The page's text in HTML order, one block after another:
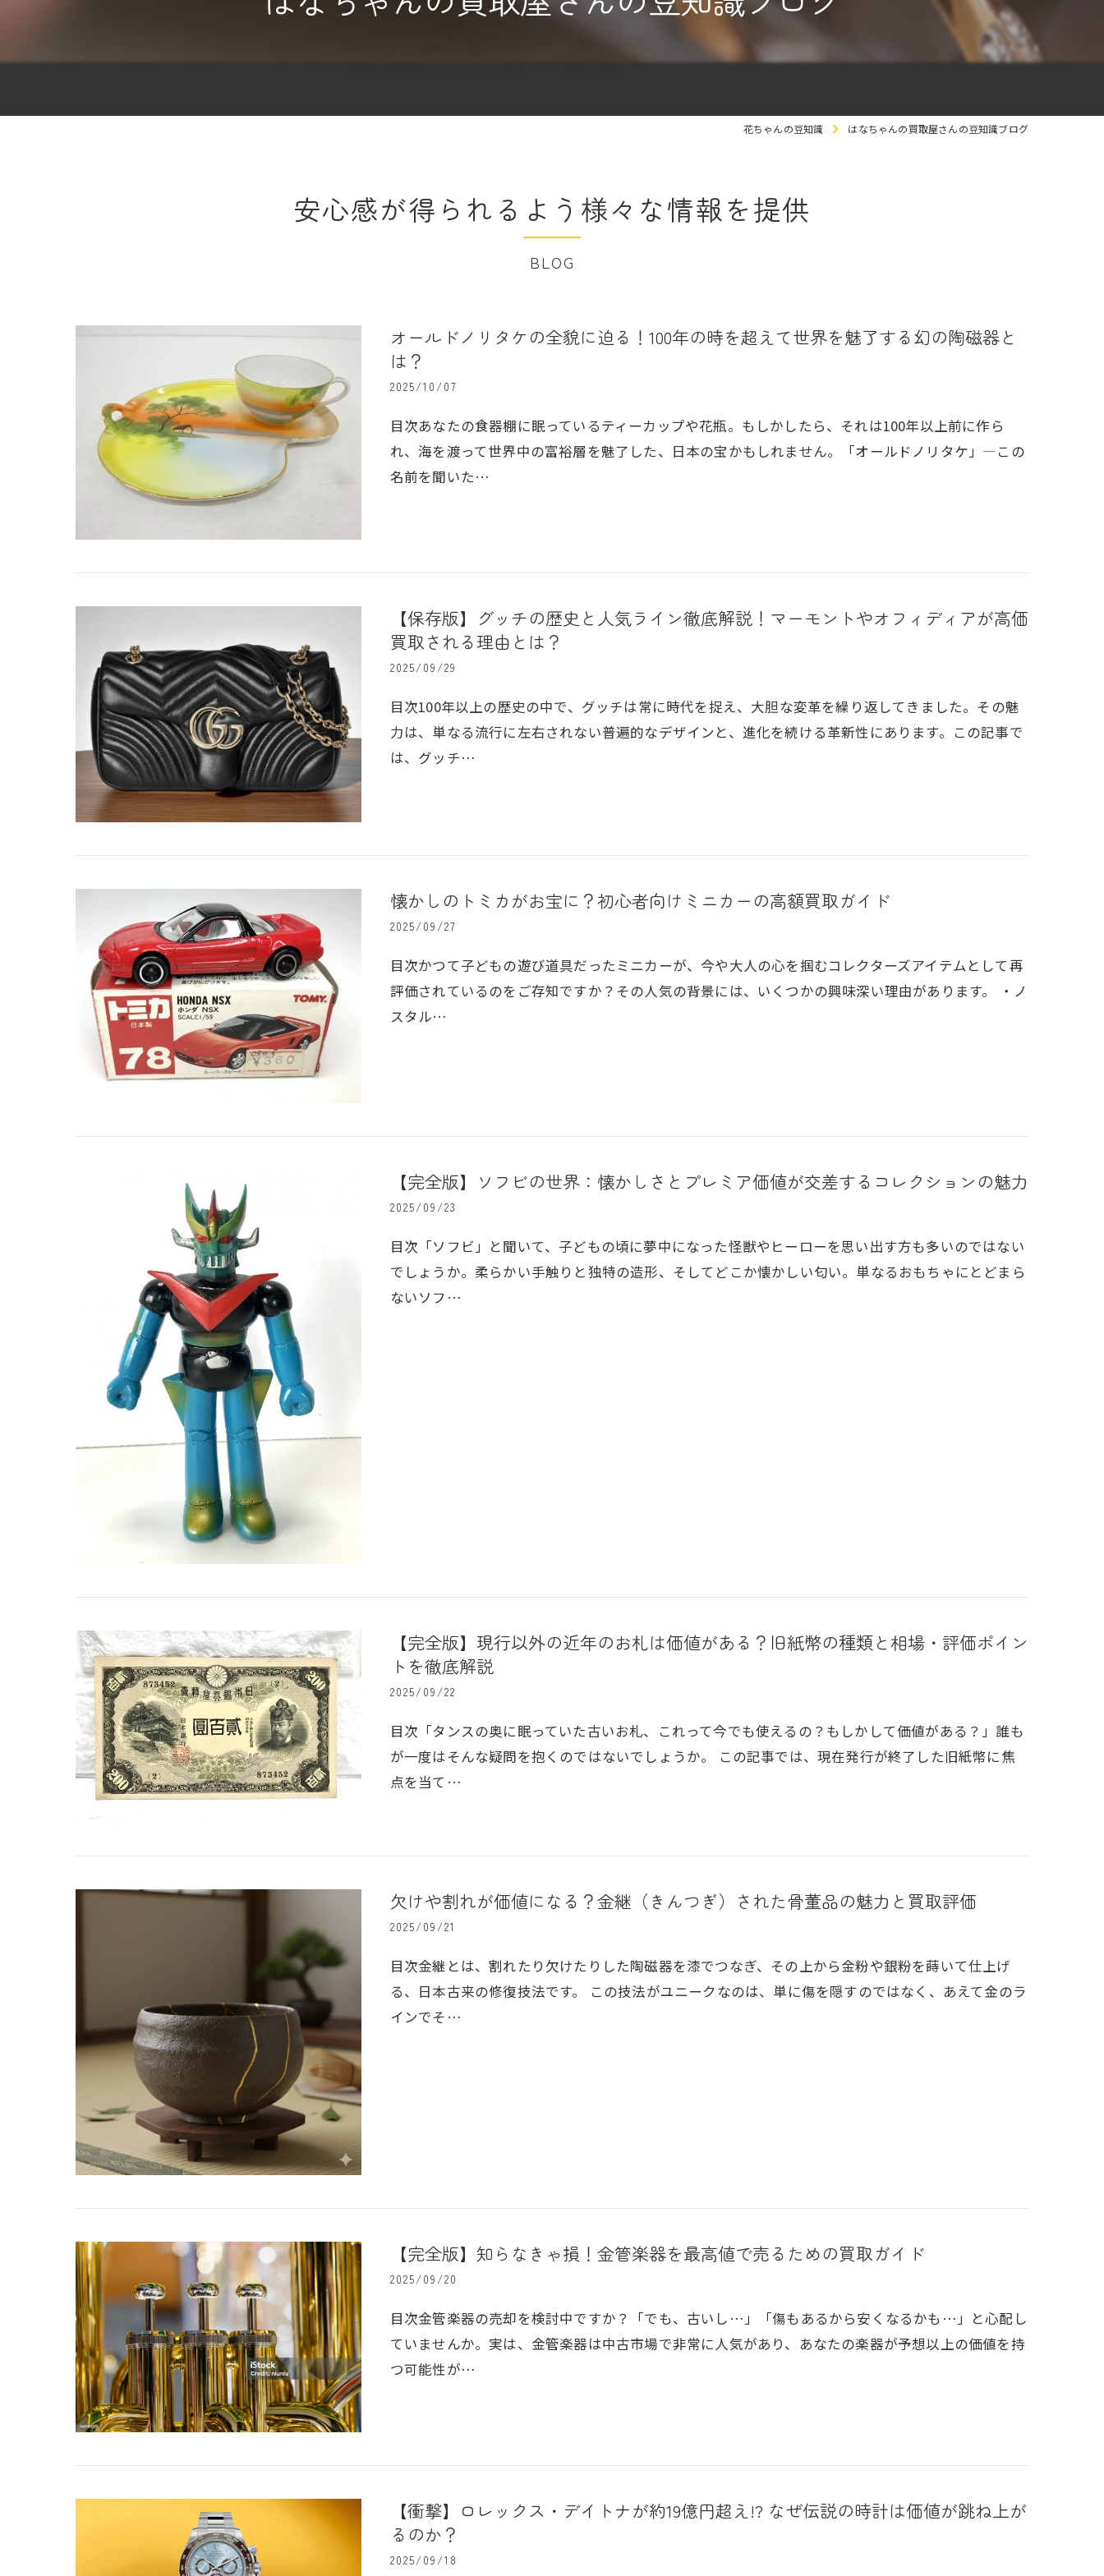
花ちゃんの豆知識 はなちゃんの買取屋さんの豆知識ブログ
安心感が得られるよう様々な情報を提供
BLOG
オールドノリタケの全貌に迫る！100年の時を超えて世界を魅了する幻の陶磁器と
は？
2025/10/07
目次あなたの食器棚に眠っているティーカップや花瓶。もしかしたら、それは100年以上前に作ら
れ、海を渡って世界中の富裕層を魅了した、日本の宝かもしれません。「オールドノリタケ」―この
名前を聞いた…
【保存版】グッチの歴史と人気ライン徹底解説！マーモントやオフィディアが高価
買取される理由とは？
2025/09/29
目次100年以上の歴史の中で、グッチは常に時代を捉え、大胆な変革を繰り返してきました。その魅
力は、単なる流行に左右されない普遍的なデザインと、進化を続ける革新性にあります。この記事で
は、グッチ…
懐かしのトミカがお宝に？初心者向けミニカーの高額買取ガイド
2025/09/27
目次かつて子どもの遊び道具だったミニカーが、今や大人の心を掴むコレクターズアイテムとして再
評価されているのをご存知ですか？その人気の背景には、いくつかの興味深い理由があります。 ・ノ
スタル…
【完全版】ソフビの世界：懐かしさとプレミア価値が交差するコレクションの魅力
2025/09/23
目次「ソフビ」と聞いて、子どもの頃に夢中になった怪獣やヒーローを思い出す方も多いのではない
でしょうか。柔らかい手触りと独特の造形、そしてどこか懐かしい匂い。単なるおもちゃにとどまら
ないソフ…
【完全版】現行以外の近年のお札は価値がある？旧紙幣の種類と相場・評価ポイン
トを徹底解説
2025/09/22
目次「タンスの奥に眠っていた古いお札、これって今でも使えるの？もしかして価値がある？」誰も
が一度はそんな疑問を抱くのではないでしょうか。 この記事では、現在発行が終了した旧紙幣に焦
点を当て…
欠けや割れが価値になる？金継（きんつぎ）された骨董品の魅力と買取評価
2025/09/21
目次金継とは、割れたり欠けたりした陶磁器を漆でつなぎ、その上から金粉や銀粉を蒔いて仕上げ
る、日本古来の修復技法です。 この技法がユニークなのは、単に傷を隠すのではなく、あえて金のラ
インでそ…
【完全版】知らなきゃ損！金管楽器を最高値で売るための買取ガイド
2025/09/20
目次金管楽器の売却を検討中ですか？「でも、古いし…」「傷もあるから安くなるかも…」と心配し
ていませんか。実は、金管楽器は中古市場で非常に人気があり、あなたの楽器が予想以上の価値を持
つ可能性が…
【衝撃】ロレックス・デイトナが約19億円超え!? なぜ伝説の時計は価値が跳ね上が
るのか？
2025/09/18